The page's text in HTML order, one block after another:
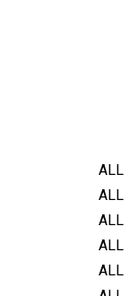
ALL
ALL
ALL
ALL
ALL